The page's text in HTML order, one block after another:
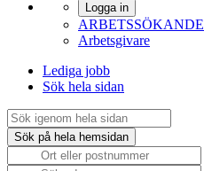
Logga in
ARBETSSÖKANDE
Arbetsgivare
Lediga jobb
Sök hela sidan